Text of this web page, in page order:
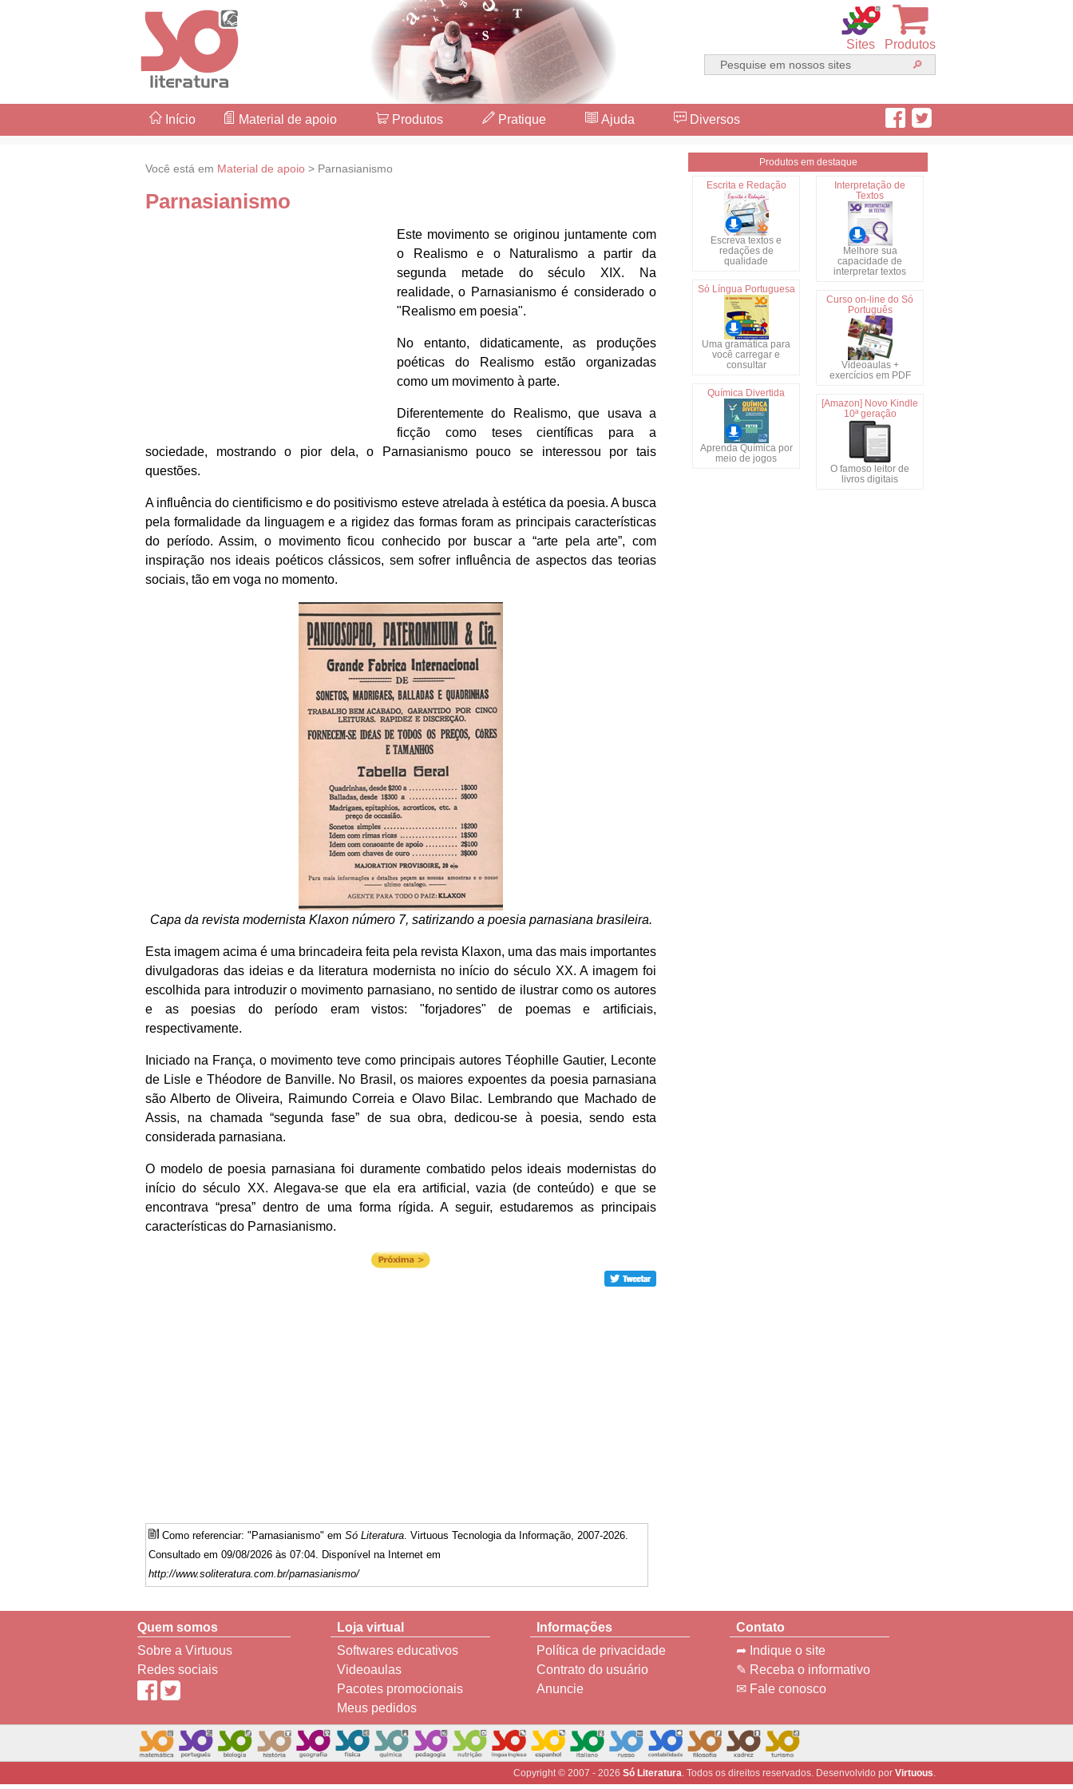
Produtos
Sites
Início Material de apoio Produtos Pratique Ajuda Diversos
Você está em Material de apoio > Parnasianismo
Parnasianismo
Este movimento se originou juntamente com
o Realismo e o Naturalismo a partir da
segunda metade do século XIX. Na
realidade, o Parnasianismo é considerado o
"Realismo em poesia".
No entanto, didaticamente, as produções
poéticas do Realismo estão organizadas
como um movimento à parte.
Diferentemente do Realismo, que usava a
ficção como teses científicas para a
sociedade, mostrando o pior dela, o Parnasianismo pouco se interessou por tais
questões.
A influência do cientificismo e do positivismo esteve atrelada à estética da poesia. A busca
pela formalidade da linguagem e a rigidez das formas foram as principais características
do período. Assim, o movimento ficou conhecido por buscar a “arte pela arte”, com
inspiração nos ideais poéticos clássicos, sem sofrer influência de aspectos das teorias
sociais, tão em voga no momento.
Capa da revista modernista Klaxon número 7, satirizando a poesia parnasiana brasileira.
Esta imagem acima é uma brincadeira feita pela revista Klaxon, uma das mais importantes
divulgadoras das ideias e da literatura modernista no início do século XX. A imagem foi
escolhida para introduzir o movimento parnasiano, no sentido de ilustrar como os autores
e as poesias do período eram vistos: "forjadores" de poemas e artificiais,
respectivamente.
Iniciado na França, o movimento teve como principais autores Téophille Gautier, Leconte
de Lisle e Théodore de Banville. No Brasil, os maiores expoentes da poesia parnasiana
são Alberto de Oliveira, Raimundo Correia e Olavo Bilac. Lembrando que Machado de
Assis, na chamada “segunda fase” de sua obra, dedicou-se à poesia, sendo esta
considerada parnasiana.
O modelo de poesia parnasiana foi duramente combatido pelos ideais modernistas do
início do século XX. Alegava-se que ela era artificial, vazia (de conteúdo) e que se
encontrava “presa” dentro de uma forma rígida. A seguir, estudaremos as principais
características do Parnasianismo.
Como referenciar: "Parnasianismo" em Só Literatura. Virtuous Tecnologia da Informação, 2007-2026.
Consultado em 09/08/2026 às 07:04. Disponível na Internet em
http://www.soliteratura.com.br/parnasianismo/
Produtos em destaque
Escrita e Redação
Escreva textos e
redações de
qualidade
Interpretação de
Textos
Melhore sua
capacidade de
interpretar textos
Só Língua Portuguesa
Uma gramática para
você carregar e
consultar
Curso on-line do Só
Português
Videoaulas +
exercícios em PDF
Química Divertida
Aprenda Química por
meio de jogos
[Amazon] Novo Kindle
10ª geração
O famoso leitor de
livros digitais
Quem somos
Sobre a Virtuous
Redes sociais
Loja virtual
Softwares educativos
Videoaulas
Pacotes promocionais
Meus pedidos
Informações
Política de privacidade
Contrato do usuário
Anuncie
Contato
➦ Indique o site
✎ Receba o informativo
✉ Fale conosco
Copyright © 2007 - 2026 Só Literatura. Todos os direitos reservados. Desenvolvido por Virtuous.